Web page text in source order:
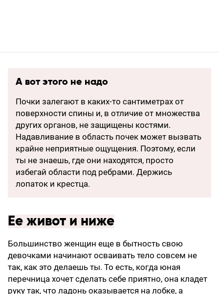
А вот этого не надо
Почки залегают в каких-то сантиметрах от
поверхности спины и, в отличие от множества
других органов, не защищены костями.
Надавливание в область почек может вызвать
крайне неприятные ощущения. Поэтому, если
ты не знаешь, где они находятся, просто
избегай области под ребрами. Держись
лопаток и крестца.
Ее живот и ниже
Большинство женщин еще в бытность свою
девочками начинают осваивать тело совсем не
так, как это делаешь ты. То есть, когда юная
перечница хочет сделать себе приятно, она кладет
руку так, что ладонь оказывается на лобке, а